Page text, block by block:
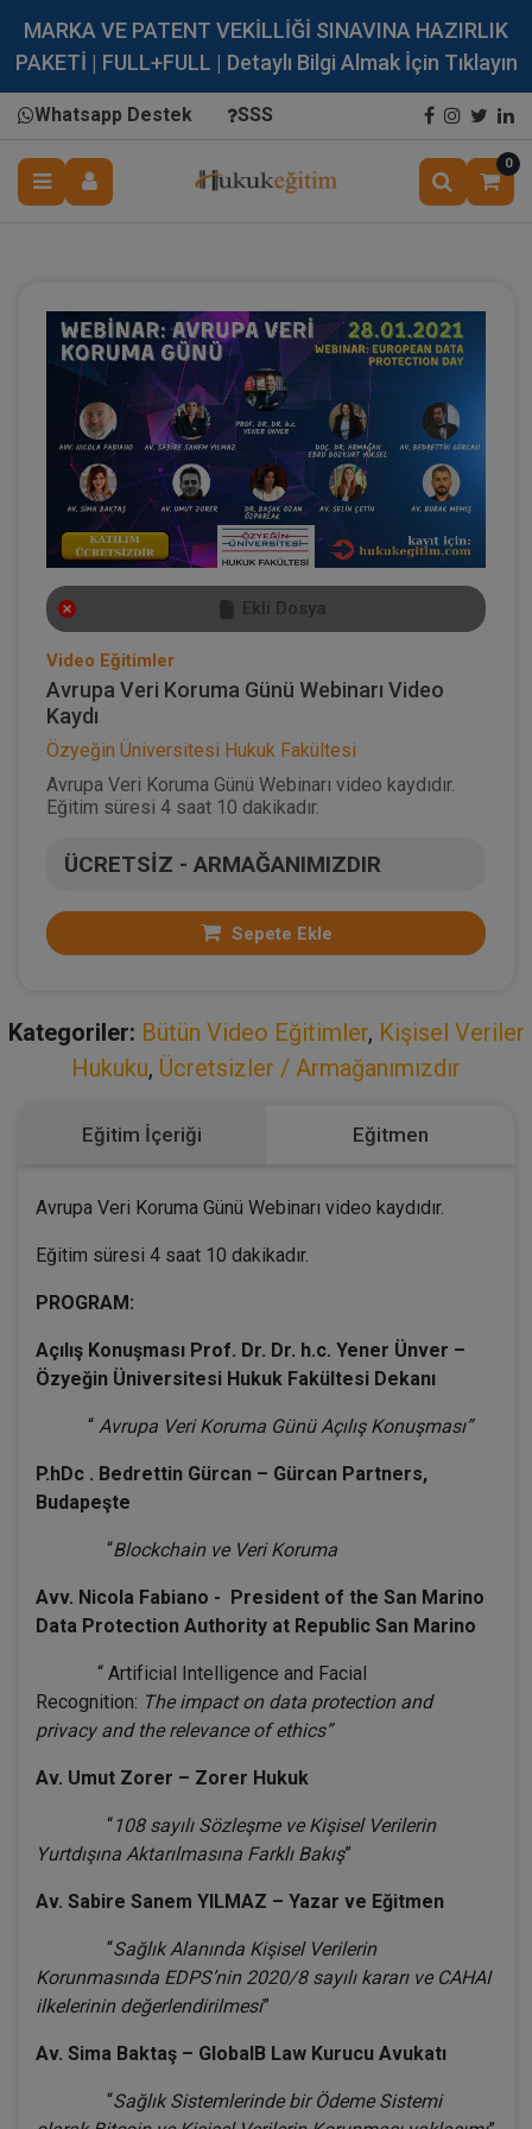
MARKA VE PATENT VEKİLLİĞİ SINAVINA HAZIRLIK
PAKETİ | FULL+FULL | Detaylı Bilgi Almak İçin Tıklayın
Whatsapp Destek SSS
0
Ekli Dosya
Video Eğitimler
Avrupa Veri Koruma Günü Webinarı Video
Kaydı
Özyeğin Üniversitesi Hukuk Fakültesi
Avrupa Veri Koruma Günü Webinarı video kaydıdır.
Eğitim süresi 4 saat 10 dakikadır.
ÜCRETSİZ - ARMAĞANIMIZDIR
Sepete Ekle
Kategoriler: Bütün Video Eğitimler, Kişisel Veriler
Hukuku, Ücretsizler / Armağanımızdır
Eğitim İçeriği Eğitmen
Avrupa Veri Koruma Günü Webinarı video kaydıdır.
Eğitim süresi 4 saat 10 dakikadır.
PROGRAM:
Açılış Konuşması Prof. Dr. Dr. h.c. Yener Ünver –
Özyeğin Üniversitesi Hukuk Fakültesi Dekanı
“ Avrupa Veri Koruma Günü Açılış Konuşması”
P.hDc . Bedrettin Gürcan – Gürcan Partners,
Budapeşte
“Blockchain ve Veri Koruma
Avv. Nicola Fabiano - President of the San Marino
Data Protection Authority at Republic San Marino
“ Artificial Intelligence and Facial
Recognition: The impact on data protection and
privacy and the relevance of ethics”
Av. Umut Zorer – Zorer Hukuk
“108 sayılı Sözleşme ve Kişisel Verilerin
Yurtdışına Aktarılmasına Farklı Bakış”
Av. Sabire Sanem YILMAZ – Yazar ve Eğitmen
“Sağlık Alanında Kişisel Verilerin
Korunmasında EDPS’nin 2020/8 sayılı kararı ve CAHAI
ilkelerinin değerlendirilmesi”
Av. Sima Baktaş – GlobalB Law Kurucu Avukatı
“Sağlık Sistemlerinde bir Ödeme Sistemi